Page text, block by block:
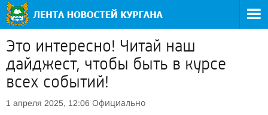
Это интересно! Читай наш
дайджест, чтобы быть в курсе
всех событий!
1 апреля 2025, 12:06 Официально